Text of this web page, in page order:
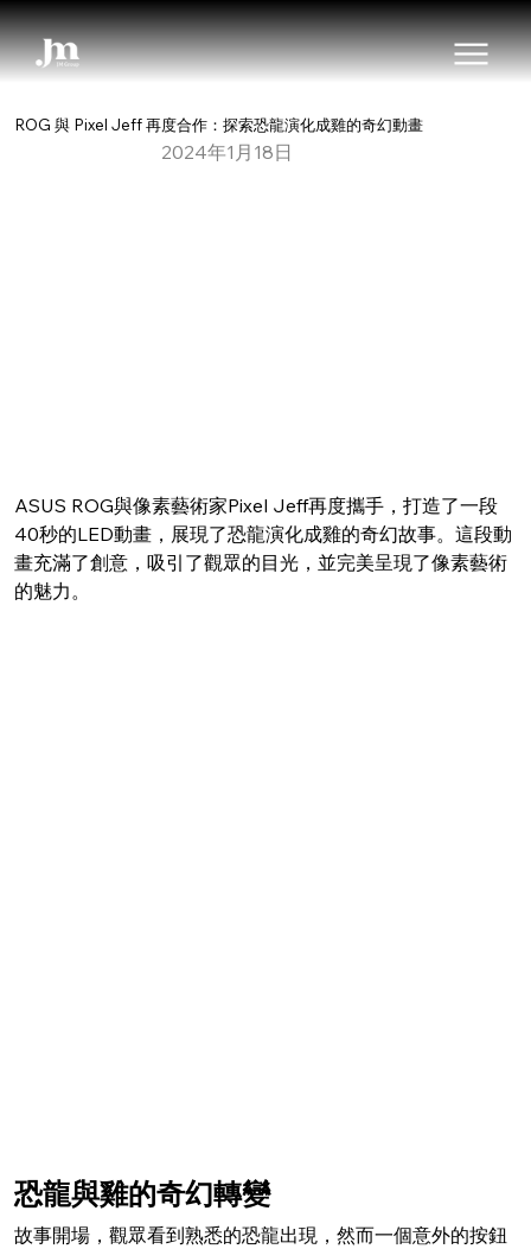
ROG 與 Pixel Jeff 再度合作：探索恐龍演化成雞的奇幻動畫
2024年1月18日
ASUS ROG與像素藝術家Pixel Jeff再度攜手，打造了一段
40秒的LED動畫，展現了恐龍演化成雞的奇幻故事。這段動
畫充滿了創意，吸引了觀眾的目光，並完美呈現了像素藝術
的魅力。
恐龍與雞的奇幻轉變
故事開場，觀眾看到熟悉的恐龍出現，然而一個意外的按鈕